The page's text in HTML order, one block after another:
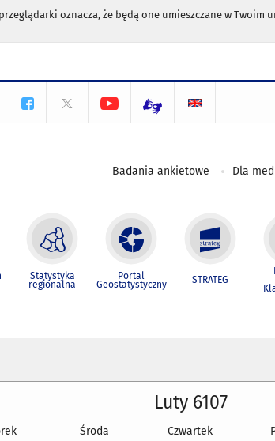
oznacza, że będą one umieszczane w Twoim
Badania ankietowe Dla
Statystyka
regionalna
Portal
Geostatystyczny STRATEG
Luty 6107
Środa Czwartek